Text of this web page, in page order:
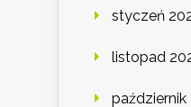
styczeń
listopad
październik